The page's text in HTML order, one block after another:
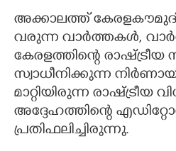
അക്കാലത്ത്
വരുന്ന വാർത്തകൾ,
കേരളത്തിന്റെ
സ്വാധീനിക്കുന്ന
മാറ്റിയിരുന്ന രാഷ്ട്രീയ
അദ്ദേഹത്തിന്റെ
പ്രതിഫലിച്ചിരുന്നു.